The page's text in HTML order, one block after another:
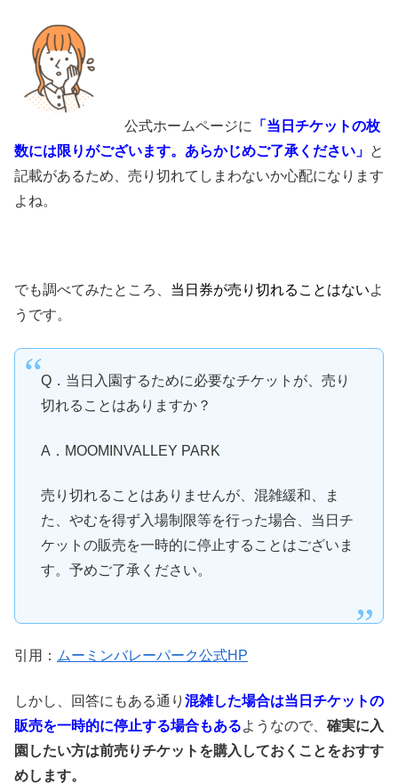
公式ホームページに
「当日チケットの枚
数には限りがございます。あらかじめご了承ください」 と
記載があるため、売り切れてしまわないか心配になります
よね。
でも調べてみたところ、 当日券が売り切れることはないよ
うです。
Q．当日入園するために必要なチケットが、売り
切れることはありますか？
A．MOOMINVALLEY PARK
売り切れることはありませんが、混雑緩和、ま
た、やむを得ず入場制限等を行った場合、当日チ
ケットの販売を一時的に停止することはございま
す。予めご了承ください。
引用： ムーミンバレーパーク公式HP
しかし、回答にもある通り 混雑した場合は当日チケットの
販売を一時的に停止する場合もあるようなので、 確実に入
園したい方は前売りチケットを購入しておくことをおすす
めします。